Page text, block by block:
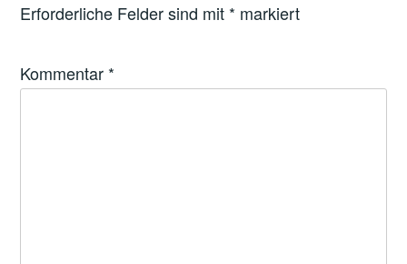
Erforderliche Felder sind mit * markiert
Kommentar *